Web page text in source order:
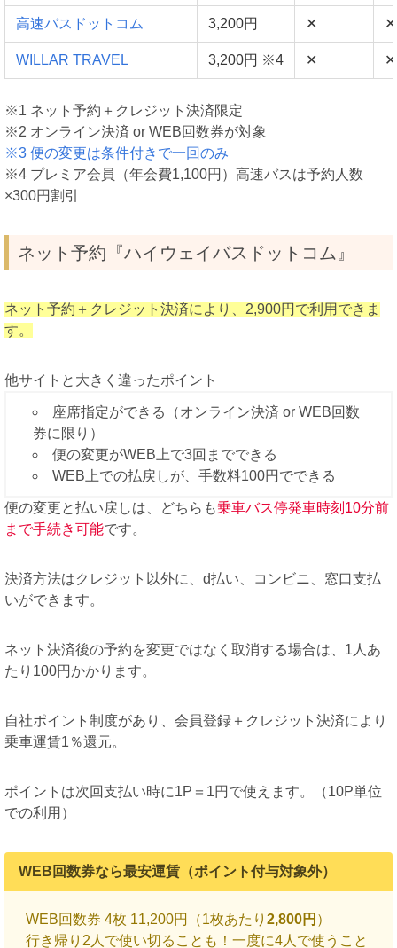
高速バスドットコム 3,200円 ✕ ✕
WILLAR TRAVEL 3,200円 ※4 ✕ ✕
※1 ネット予約＋クレジット決済限定
※2 オンライン決済 or WEB回数券が対象
※3 便の変更は条件付きで一回のみ
※4 プレミア会員（年会費1,100円）高速バスは予約人数
×300円割引
ネット予約『ハイウェイバスドットコム』
ネット予約＋クレジット決済により、2,900円で利用できま
す。
他サイトと大きく違ったポイント
座席指定ができる（オンライン決済 or WEB回数
券に限り）
便の変更がWEB上で3回までできる
WEB上での払戻しが、手数料100円でできる
便の変更と払い戻しは、どちらも乗車バス停発車時刻10分前
まで手続き可能です。
決済方法はクレジット以外に、d払い、コンビニ、窓口支払
いができます。
ネット決済後の予約を変更ではなく取消する場合は、1人あ
たり100円かかります。
自社ポイント制度があり、会員登録＋クレジット決済により
乗車運賃1％還元。
ポイントは次回支払い時に1P＝1円で使えます。（10P単位
での利用）
WEB回数券なら最安運賃（ポイント付与対象外）
WEB回数券 4枚 11,200円（1枚あたり 2,800円 ）
行き帰り2人で使い切ることも！一度に4人で使うこと